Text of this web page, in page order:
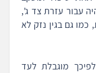
עבור עזרת צד ג',
כמו גם בגין נזק לא
מוגבלת לעד